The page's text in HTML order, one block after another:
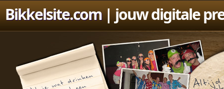
Bikkelsite.com| jouw digitale